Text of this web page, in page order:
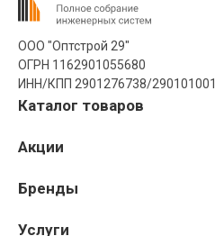
ООО "Оптстрой 29"
ОГРН 1162901055680
ИНН/КПП 2901276738/290101001
Каталог товаров
Акции
Бренды
Услуги